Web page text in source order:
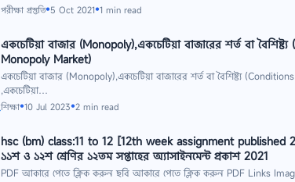
পরীক্ষা প্রস্তুতি●5 Oct 2021●1 min read
একচেটিয়া বাজার (Monopoly),একচেটিয়া বাজারের শর্ত বা
Monopoly Market)
একচেটিয়া বাজার (Monopoly),একচেটিয়া বাজারের শর্ত বা বৈশিষ্ট্য
,একচেটিয়া…
শিক্ষা●10 Jul 2023●2 min read
hsc (bm) class:11 to 12 [12th week assignment published
১১শ ও ১২শ শ্রেণির ১২তম সপ্তাহের অ্যাসাইনমেন্ট প্রকাশ 2021
PDF আকারে পেতে ক্লিক করুন ছবি আকারে পেতে ক্লিক করুন PDF Links